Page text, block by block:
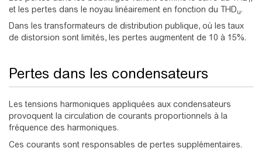
et les pertes dans le noyau linéairement en fonction du THDu.
Dans les transformateurs de distribution publique, où les taux
de distorsion sont limités, les pertes augmentent de 10 à 15%.
Pertes dans les condensateurs
Les tensions harmoniques appliquées aux condensateurs
provoquent la circulation de courants proportionnels à la
fréquence des harmoniques.
Ces courants sont responsables de pertes supplémentaires.